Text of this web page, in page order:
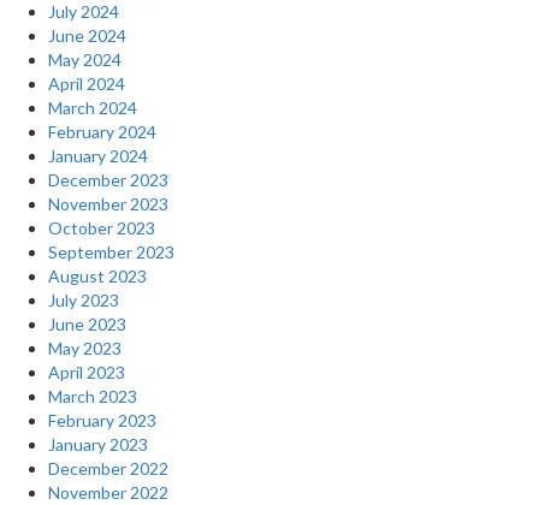
July 2024
June 2024
May 2024
April 2024
March 2024
February 2024
January 2024
December 2023
November 2023
October 2023
September 2023
August 2023
July 2023
June 2023
May 2023
April 2023
March 2023
February 2023
January 2023
December 2022
November 2022